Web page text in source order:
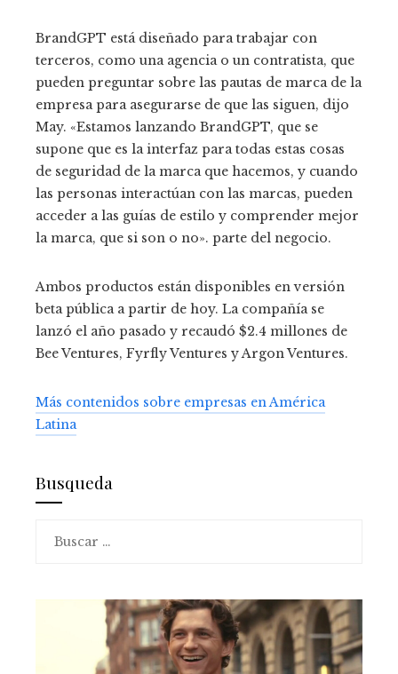
BrandGPT está diseñado para trabajar con
terceros, como una agencia o un contratista, que
pueden preguntar sobre las pautas de marca de la
empresa para asegurarse de que las siguen, dijo
May. «Estamos lanzando BrandGPT, que se
supone que es la interfaz para todas estas cosas
de seguridad de la marca que hacemos, y cuando
las personas interactúan con las marcas, pueden
acceder a las guías de estilo y comprender mejor
la marca, que si son o no». parte del negocio.
Ambos productos están disponibles en versión
beta pública a partir de hoy. La compañía se
lanzó el año pasado y recaudó $2.4 millones de
Bee Ventures, Fyrfly Ventures y Argon Ventures.
Más contenidos sobre empresas en América
Latina
Busqueda